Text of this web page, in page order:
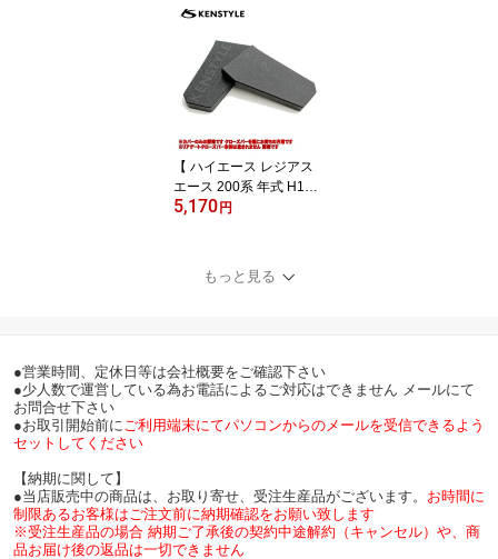
E ケンスタイル 【 リア
サイドカバーセット仕様
≫】≪ バー:ステンレス
製 本体:スチール製カチ
オン塗装仕上げ ≫ ※ワ
ーステップ（窪み）無不
可【 ハイエース レジアス
エース 200系 年式 H16/8
- 】 KENSTYLE ケンスタ
ートクローズバー専用オ
プションパーツ ≫】≪
ーズバー本体は別売
5,170円
もっと見る
●営業時間、定休日等は会社概要をご確認下さい
●少人数で運営している為お電話によるご対応はできません メールにて
お問合せ下さい
●お取引開始前に ご利用端末にてパソコンからのメールを受信できるよう
セットしてください
【納期に関して】
●当店販売中の商品は、お取り寄せ、受注生産品がございます。 お時間に
制限あるお客様はご注文前に納期確認をお願い致します
※受注生産品の場合 納期ご了承後の契約中途解約（キャンセル）や、商
品お届け後の返品は一切できません